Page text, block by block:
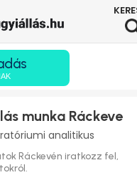
munka Ráckeve
analitikus
Ráckevén iratkozz fel,